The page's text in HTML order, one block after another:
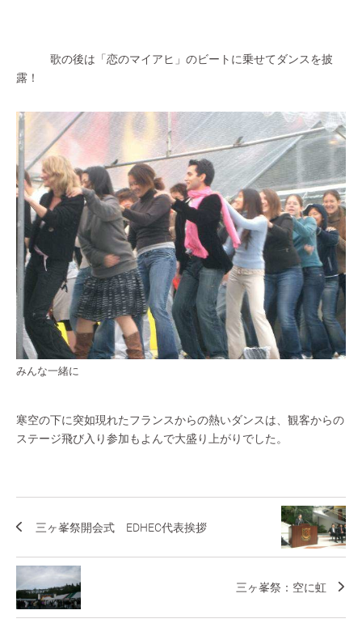
歌の後は「恋のマイアヒ」のビートに乗せてダンスを披
露！
みんな一緒に
寒空の下に突如現れたフランスからの熱いダンスは、観客からの
ステージ飛び入り参加もよんで大盛り上がりでした。
三ヶ峯祭開会式 EDHEC代表挨拶
三ヶ峯祭：空に虹